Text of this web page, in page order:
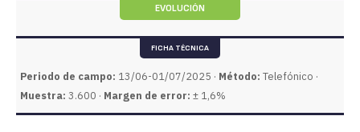
EVOLUCIÓN
FICHA TÉCNICA
Periodo de campo: 13/06-01/07/2025 · Método: Telefónico ·
Muestra: 3.600 · Margen de error: ± 1,6%